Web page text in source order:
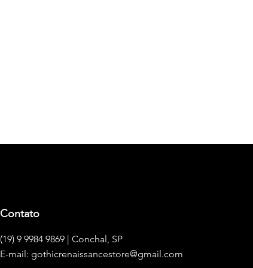
Contato
(19) 9 9984 9869 | Conchal, SP
E-mail: gothicrenaissancestore@gmail.com